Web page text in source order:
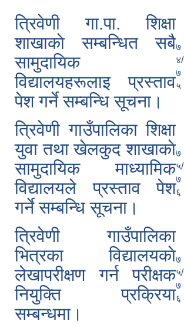
त्रिवेणी गा.पा. शिक्षा
शाखाकाे सम्बन्धित सबै
सामुदायिक
विद्यालयहरूलाइ प्रस्ताव
पेश गर्ने सम्बन्धि सूचना।
७
४/
७
५
त्रिवेणी गाउँपालिका शिक्षा
युवा तथा खेलकुद शाखाकाे
सामुदायिक माध्यामिक
विद्यालयले प्रस्ताव पेश
गर्ने सम्बन्धि सूचना।
७
५/
७
६
त्रिवेणी गाउँपालिका
भित्रका विद्यालयकाे
लेखापरीक्षण गर्न परीक्षक
नियुक्ति प्रक्रिया
सम्बन्धमा।
७
५/
७
६